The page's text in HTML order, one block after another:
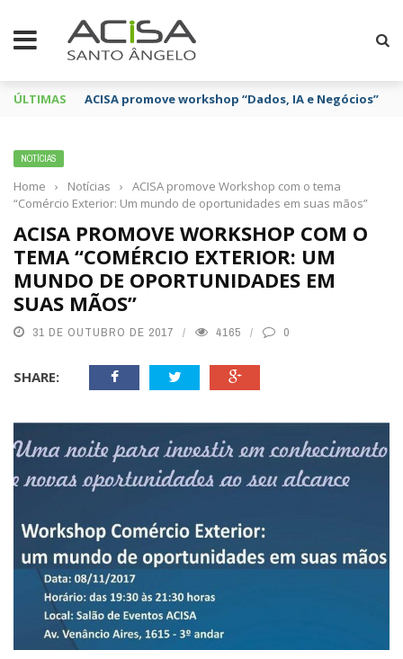
ÚLTIMAS ACISA promove workshop “Dados, IA e Negócios”
NOTÍCIAS
Home › Notícias ›
ACISA promove Workshop com o tema
“Comércio Exterior: Um mundo de oportunidades em suas mãos”
ACISA PROMOVE WORKSHOP COM O
TEMA “COMÉRCIO EXTERIOR: UM
MUNDO DE OPORTUNIDADES EM
SUAS MÃOS”
31 DE OUTUBRO DE 2017 4165 0
SHARE: